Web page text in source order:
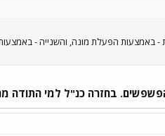
הפעלת מונה, והשנייה - באמצעות
הפשפשים. בחזרה כנ"ל למי